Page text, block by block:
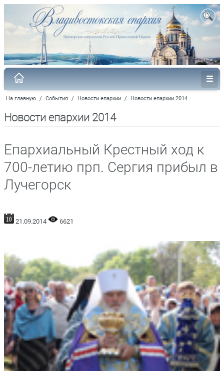
На главную / События / Новости епархии / Новости епархии 2014
Новости епархии 2014
Епархиальный Крестный ход к
700-летию прп. Сергия прибыл в
Лучегорск
21.09.2014 6621